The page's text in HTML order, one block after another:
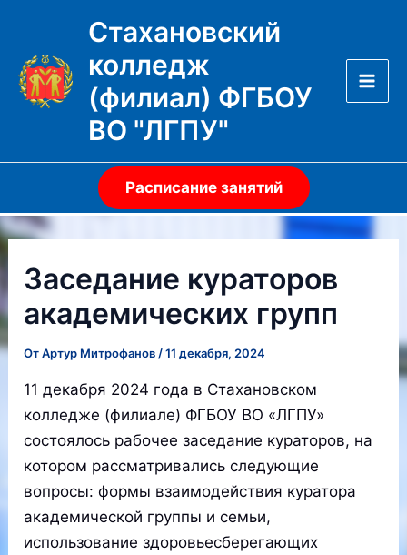
содержимому
Стахановский
колледж
(филиал) ФГБОУ
ВО "ЛГПУ"
Расписание занятий
Заседание кураторов
академических групп
ОтАртур Митрофанов /11 декабря, 2024
11 декабря 2024 года в Стахановском
колледже (филиале) ФГБОУ ВО «ЛГПУ»
состоялось рабочее заседание кураторов, на
котором рассматривались следующие
вопросы: формы взаимодействия куратора
академической группы и семьи,
использование здоровьесберегающих